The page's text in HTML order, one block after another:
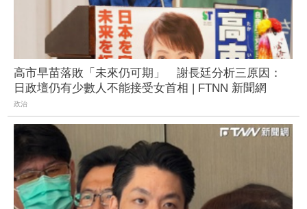
高市早苗落敗「未來仍可期」 謝長廷分析三原因：
日政壇仍有少數人不能接受女首相 | FTNN 新聞網
政治